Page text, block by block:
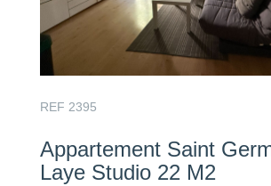
REF 2395
Appartement Saint
Laye Studio 22 M2